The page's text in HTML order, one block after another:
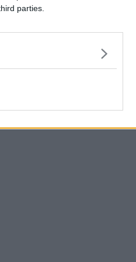
parties.